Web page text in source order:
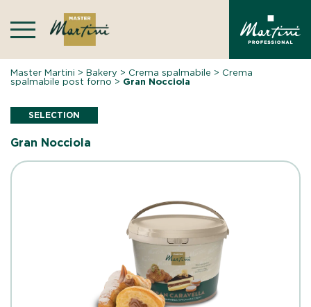
content
Master Martini >Bakery > Crema spalmabile > Crema
spalmabile post forno > Gran Nocciola
SELECTION
Gran Nocciola